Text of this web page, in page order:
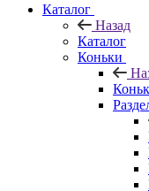
Каталог
Назад
Каталог
Коньки